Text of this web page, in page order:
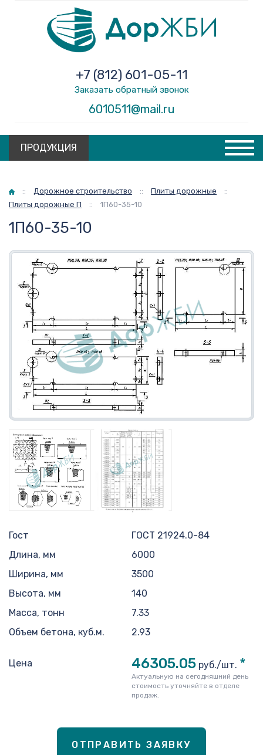
6010511@mail.ru
+7 (812) 601-05-11
Заказать обратный звонок
ПРОДУКЦИЯ
Главная
:: Дорожное строительство :: Плиты дорожные
::
Плиты дорожные П
:: 1П60-35-10
1П60-35-10
Гост
ГОСТ 21924.0-84
Длина, мм
6000
Ширина, мм
3500
Высота, мм
140
Масса, тонн
7.33
Объем бетона, куб.м.
2.93
Цена 46305.05 руб./шт. *
Актуальную на сегодняшний день
стоимость уточняйте в отделе
продаж.
ОТПРАВИТЬ ЗАЯВКУ